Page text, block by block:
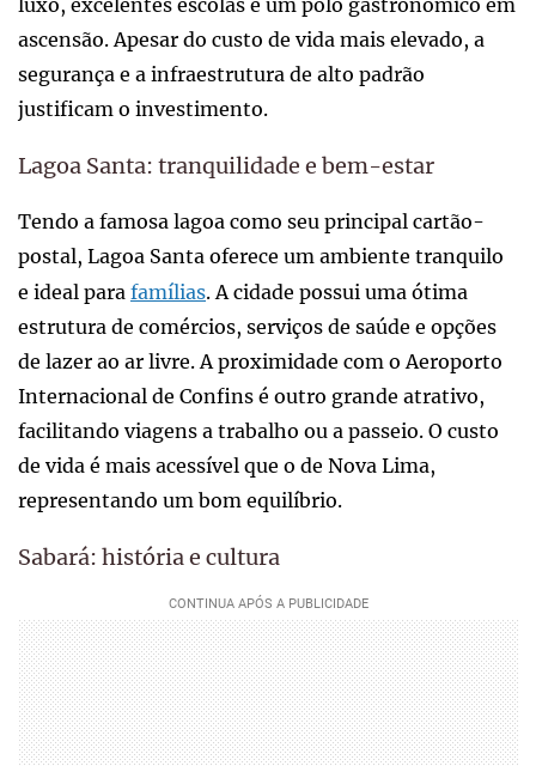
luxo, excelentes escolas e um polo gastronômico em
ascensão. Apesar do custo de vida mais elevado, a
segurança e a infraestrutura de alto padrão
justificam o investimento.
Lagoa Santa: tranquilidade e bem-estar
Tendo a famosa lagoa como seu principal cartão-
postal, Lagoa Santa oferece um ambiente tranquilo
e ideal para famílias. A cidade possui uma ótima
estrutura de comércios, serviços de saúde e opções
de lazer ao ar livre. A proximidade com o Aeroporto
Internacional de Confins é outro grande atrativo,
facilitando viagens a trabalho ou a passeio. O custo
de vida é mais acessível que o de Nova Lima,
representando um bom equilíbrio.
Sabará: história e cultura